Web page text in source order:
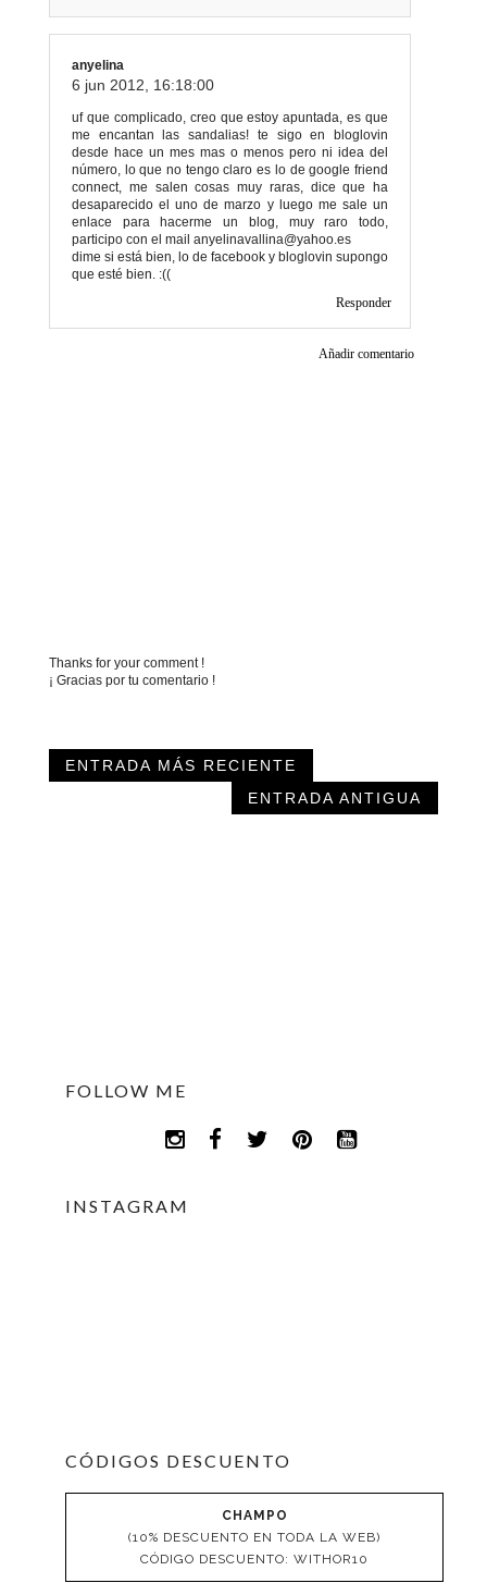
anyelina
6 jun 2012, 16:18:00
uf que complicado, creo que estoy apuntada, es que
me encantan las sandalias! te sigo en bloglovin
desde hace un mes mas o menos pero ni idea del
número, lo que no tengo claro es lo de google friend
connect, me salen cosas muy raras, dice que ha
desaparecido el uno de marzo y luego me sale un
enlace para hacerme un blog, muy raro todo,
participo con el mail anyelinavallina@yahoo.es
dime si está bien, lo de facebook y bloglovin supongo
que esté bien. :((
Responder
Añadir comentario
Thanks for your comment !
¡ Gracias por tu comentario !
ENTRADA MÁS RECIENTE
ENTRADA ANTIGUA
FOLLOW ME
INSTAGRAM
CÓDIGOS DESCUENTO
CHAMPO
(10% DESCUENTO EN TODA LA WEB)
CÓDIGO DESCUENTO: WITHOR10